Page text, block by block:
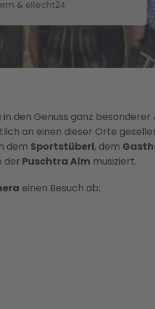
& eRecht24
in den Genuss ganz
an einen dieser Orte
dem Sportstüberl, dem
der Puschtra Alm musiziert.
einen Besuch ab: